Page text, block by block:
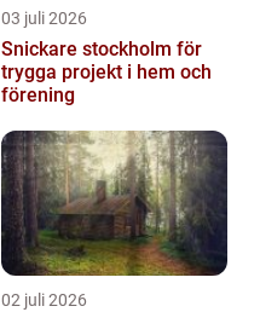
03 juli 2026
Snickare stockholm för
trygga projekt i hem och
förening
02 juli 2026